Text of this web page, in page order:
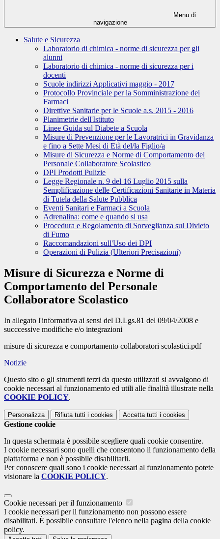
Menu di
navigazione
Salute e Sicurezza
Laboratorio di chimica - norme di sicurezza per gli
alunni
Laboratorio di chimica - norme di sicurezza per i
docenti
Scuole indirizzi Applicativi maggio - 2017
Protocollo Provinciale per la Somministrazione dei
Farmaci
Direttive Sanitarie per le Scuole a.s. 2015 - 2016
Planimetrie dell'Istituto
Linee Guida sul Diabete a Scuola
Misure di Prevenzione per le Lavoratrici in Gravidanza
e fino a Sette Mesi di Età del/la Figlio/a
Misure di Sicurezza e Norme di Comportamento del
Personale Collaboratore Scolastico
DPI Prodotti Pulizie
Legge Regionale n. 9 del 16 Luglio 2015 sulla
Semplificazione delle Certificazioni Sanitarie in Materia
di Tutela della Salute Pubblica
Eventi Sanitari e Farmaci a Scuola
Adrenalina: come e quando si usa
Procedura e Regolamento di Sorveglianza sul Divieto
di Fumo
Raccomandazioni sull'Uso dei DPI
Operazioni di Pulizia (Ulteriori Precisazioni)
Misure di Sicurezza e Norme di
Comportamento del Personale
Collaboratore Scolastico
In allegato l'informativa ai sensi del D.Lgs.81 del 09/04/2008 e
succcessive modifiche e/o integrazioni
misure di sicurezza e comportamento collaboratori scolastici.pdf
Notizie
Questo sito o gli strumenti terzi da questo utilizzati si avvalgono di
cookie necessari al funzionamento ed utili alle finalità illustrate nella
COOKIE POLICY.
Personalizza Rifiuta tutti i cookies Accetta tutti i cookies
Gestione cookie
In questa schermata è possibile scegliere quali cookie consentire.
I cookie necessari sono quelli che consentono il funzionamento della
piattaforma e non è possibile disabilitarli.
Per conoscere quali sono i cookie necessari al funzionamento potete
visionare la COOKIE POLICY.
Cookie necessari per il funzionamento
I cookie necessari per il funzionamento non possono essere
disabilitati. È possibile consultare l'elenco nella pagina della cookie
policy.